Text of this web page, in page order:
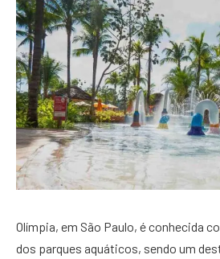
Olímpia, em São Paulo, é conhecida
dos parques aquáticos, sendo um